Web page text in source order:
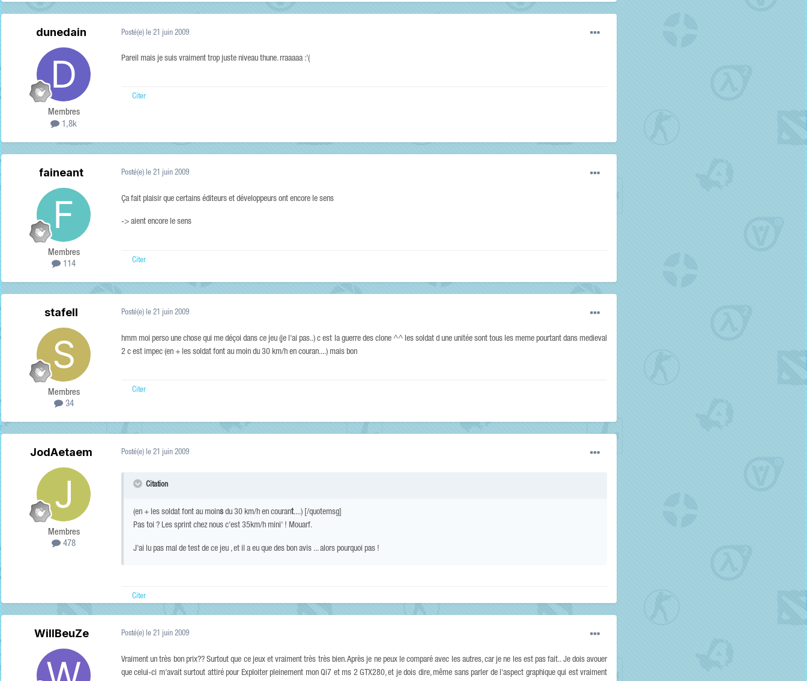
dunedain
Membres
1,8k
Posté(e) le 21 juin 2009
Pareil mais je suis vraiment trop juste niveau thune. rraaaaa :'(
Citer
faineant
Membres
114
Posté(e) le 21 juin 2009
Ça fait plaisir que certains éditeurs et développeurs ont encore le sens
-> aient encore le sens
Citer
stafell
Membres
34
Posté(e) le 21 juin 2009
hmm moi perso une chose qui me déçoi dans ce jeu (je l'ai pas..) c est la guerre des clone ^^ les soldat d une unitée sont tous les meme pourtant dans medieval
2 c est impec (en + les soldat font au moin du 30 km/h en couran....) mais bon
Citer
JodAetaem
Membres
478
Posté(e) le 21 juin 2009
Citation
(en + les soldat font au moins du 30 km/h en courant....) [/quotemsg]
Pas toi ? Les sprint chez nous c'est 35km/h mini' ! Mouarf.
J'ai lu pas mal de test de ce jeu , et il a eu que des bon avis ... alors pourquoi pas !
Citer
WillBeuZe Posté(e) le 21 juin 2009
Vraiment un très bon prix?? Surtout que ce jeux et vraiment très très bien. Après je ne peux le comparé avec les autres, car je ne les est pas fait.. Je dois avouer
que celui-ci m'avait surtout attiré pour Exploiter pleinement mon Qi7 et ms 2 GTX280, et je dois dire, même sans parler de l'aspect graphique qui est vraiment